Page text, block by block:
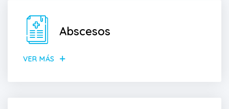
Abscesos
VER MÁS